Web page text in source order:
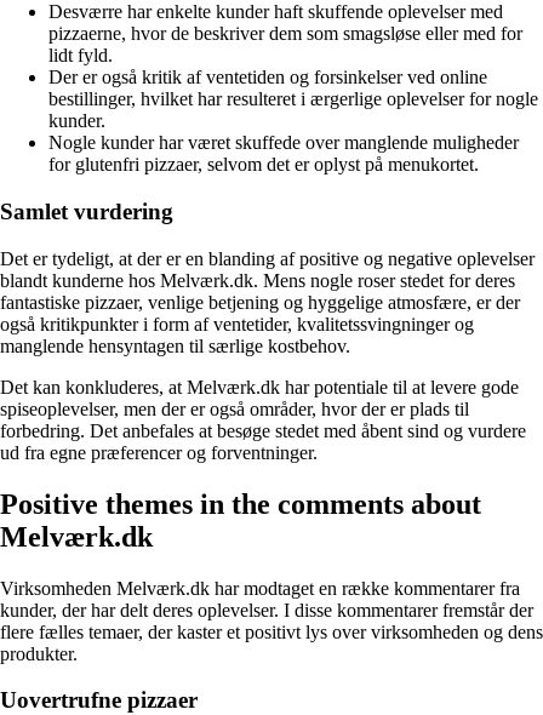
Desværre har enkelte kunder haft skuffende oplevelser med
pizzaerne, hvor de beskriver dem som smagsløse eller med for
lidt fyld.
Der er også kritik af ventetiden og forsinkelser ved online
bestillinger, hvilket har resulteret i ærgerlige oplevelser for nogle
kunder.
Nogle kunder har været skuffede over manglende muligheder
for glutenfri pizzaer, selvom det er oplyst på menukortet.
Samlet vurdering
Det er tydeligt, at der er en blanding af positive og negative oplevelser
blandt kunderne hos Melværk.dk. Mens nogle roser stedet for deres
fantastiske pizzaer, venlige betjening og hyggelige atmosfære, er der
også kritikpunkter i form af ventetider, kvalitetssvingninger og
manglende hensyntagen til særlige kostbehov.
Det kan konkluderes, at Melværk.dk har potentiale til at levere gode
spiseoplevelser, men der er også områder, hvor der er plads til
forbedring. Det anbefales at besøge stedet med åbent sind og vurdere
ud fra egne præferencer og forventninger.
Positive themes in the comments about
Melværk.dk
Virksomheden Melværk.dk har modtaget en række kommentarer fra
kunder, der har delt deres oplevelser. I disse kommentarer fremstår der
flere fælles temaer, der kaster et positivt lys over virksomheden og dens
produkter.
Uovertrufne pizzaer